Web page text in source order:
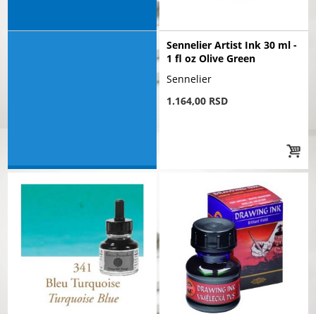
Sennelier Artist Ink 30 ml -
1 fl oz Olive Green
Sennelier
1.164,00 RSD